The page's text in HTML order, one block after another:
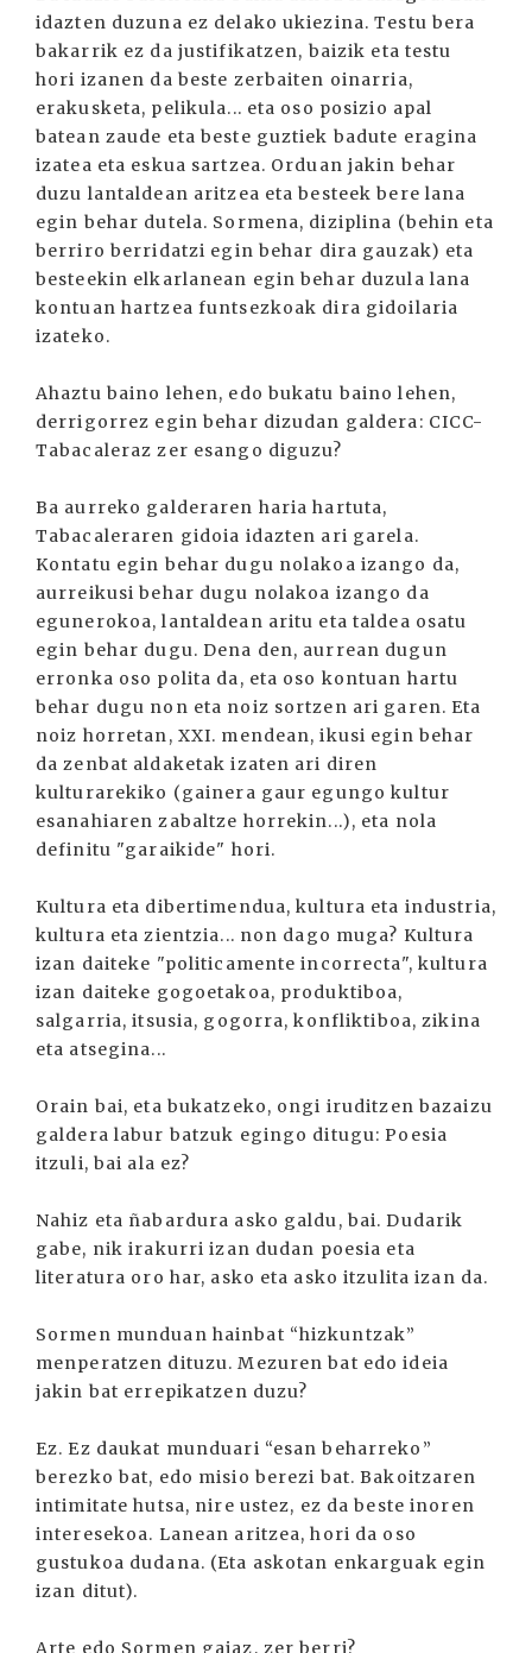
idazten duzuna ez delako ukiezina. Testu bera
bakarrik ez da justifikatzen, baizik eta testu
hori izanen da beste zerbaiten oinarria,
erakusketa, pelikula... eta oso posizio apal
batean zaude eta beste guztiek badute eragina
izatea eta eskua sartzea. Orduan jakin behar
duzu lantaldean aritzea eta besteek bere lana
egin behar dutela. Sormena, diziplina (behin eta
berriro berridatzi egin behar dira gauzak) eta
besteekin elkarlanean egin behar duzula lana
kontuan hartzea funtsezkoak dira gidoilaria
izateko.
Ahaztu baino lehen, edo bukatu baino lehen,
derrigorrez egin behar dizudan galdera: CICC-
Tabacaleraz zer esango diguzu?
Ba aurreko galderaren haria hartuta,
Tabacaleraren gidoia idazten ari garela.
Kontatu egin behar dugu nolakoa izango da,
aurreikusi behar dugu nolakoa izango da
egunerokoa, lantaldean aritu eta taldea osatu
egin behar dugu. Dena den, aurrean dugun
erronka oso polita da, eta oso kontuan hartu
behar dugu non eta noiz sortzen ari garen. Eta
noiz horretan, XXI. mendean, ikusi egin behar
da zenbat aldaketak izaten ari diren
kulturarekiko (gainera gaur egungo kultur
esanahiaren zabaltze horrekin...), eta nola
definitu "garaikide" hori.
Kultura eta dibertimendua, kultura eta industria,
kultura eta zientzia... non dago muga? Kultura
izan daiteke "politicamente incorrecta", kultura
izan daiteke gogoetakoa, produktiboa,
salgarria, itsusia, gogorra, konfliktiboa, zikina
eta atsegina...
Orain bai, eta bukatzeko, ongi iruditzen bazaizu
galdera labur batzuk egingo ditugu: Poesia
itzuli, bai ala ez?
Nahiz eta ñabardura asko galdu, bai. Dudarik
gabe, nik irakurri izan dudan poesia eta
literatura oro har, asko eta asko itzulita izan da.
Sormen munduan hainbat “hizkuntzak”
menperatzen dituzu. Mezuren bat edo ideia
jakin bat errepikatzen duzu?
Ez. Ez daukat munduari “esan beharreko”
berezko bat, edo misio berezi bat. Bakoitzaren
intimitate hutsa, nire ustez, ez da beste inoren
interesekoa. Lanean aritzea, hori da oso
gustukoa dudana. (Eta askotan enkarguak egin
izan ditut).
Arte edo Sormen gaiaz, zer berri?